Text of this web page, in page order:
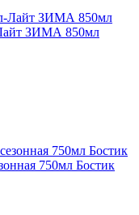
ЗИМА 850мл
750мл Бостик